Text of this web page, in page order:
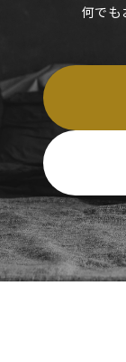
何でも